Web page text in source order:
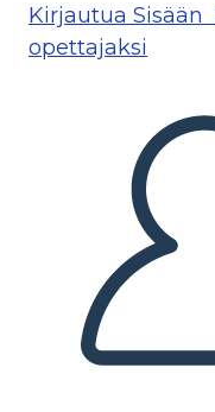
Kirjautua Sisään
opettajaksi